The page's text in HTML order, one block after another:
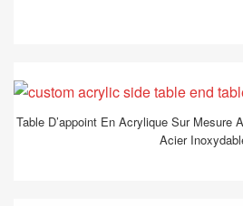
Table D’appoint En Acrylique Sur Mesure
Acier